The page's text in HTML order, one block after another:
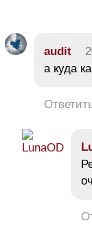
audit
а куда